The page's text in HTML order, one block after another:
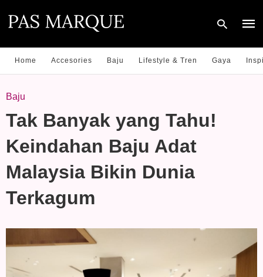
Home Accesories Baju Lifestyle & Tren Gaya
Baju
Tak Banyak yang Tahu!
Keindahan Baju Adat
Malaysia Bikin Dunia
Terkagum